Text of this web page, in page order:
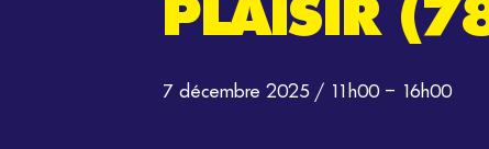
PLAISIR
7 décembre 2025 / 11h00 – 16h00